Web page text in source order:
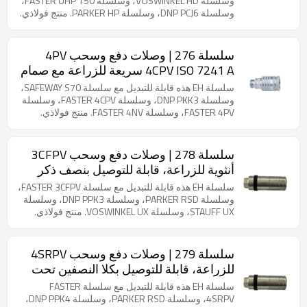
أقصى ضغط متبقٍ يصل إلى 250 بار.
وسلسلة DNP PCJ6، وسلسلة PARKER HP. منتج فولاذي.
تتجاوز 150 ميجا باسكال. تجمع هذه الوصلات بين موثوقية
لا مثيل لها وبنية متينة، وتتميز بأنظمة أمان متعددة تتضمن
مؤشرات بصرية وأقفال ميكانيكية. صُممت سلسلة 156
للعمليات الحرجة، وتوفر أداءً استثنائيًا في حال تعطل
الوصلات الهيدروليكية القياسية، مما يجعلها الحل الأمثل
لأنظمة الضغط العالي للغاية التي تتطلب أمانًا تشغيليًا
سلسلة 276 | وصلات دفع وسحب 4PV
4CPV ISO 7241 A سريعة للزراعة مع صمام
تخفيف الضغط الصغير (فولاذ)
سلسلة EH هذه قابلة للتبديل مع سلسلة SAFEWAY S70،
وسلسلة DNP PKK3، وسلسلة FASTER 4CPV، وسلسلة
FASTER 4PV، وسلسلة FASTER 4NV. منتج فولاذي.
بخاصية أمان عند الانفصال لمنع تلف الخرطوم في حال
انقطاعه عن طريق الخطأ. مزودة بمزيل ضغط. أقصى
ضغط متبقٍ يصل إلى 250 بار.
سلسلة 278 | وصلات دفع وسحب 3CFPV
أنثوية للزراعة، قابلة للتوصيل بنصف ذكر
تحت ضغط متبقي (فولاذ)
سلسلة EH هذه قابلة للتبديل مع سلسلة FASTER 3CFPV،
وسلسلة PARKER RSD، وسلسلة DNP PPK3، وسلسلة
STAUFF UX، وسلسلة VOSWINKEL UX. منتج فولاذي.
معايير ISO 7241-1 Series A الصارمة، مع دمج ميزات
أمان أساسية. توفر وظيفة الفصل المبتكرة حماية
أساسية من تلف المعدات عن طريق فصل مكون الوصلة
الذكر تلقائيًا عند تعرضه لقوى سحب عرضية من الجرار،
مما يمنع تمزق الخرطوم بفعالية. تضمن آلية الأمان هذه
سلسلة 279 | وصلات دفع وسحب 4SRPV
للزراعة، قابلة للتوصيل بكلا النصفين تحت
ضغط متبقٍ (فولاذ)
سلسلة EH هذه قابلة للتبديل مع سلسلة FASTER
4SRPV، وسلسلة PARKER RSD، وسلسلة DNP PPK4،